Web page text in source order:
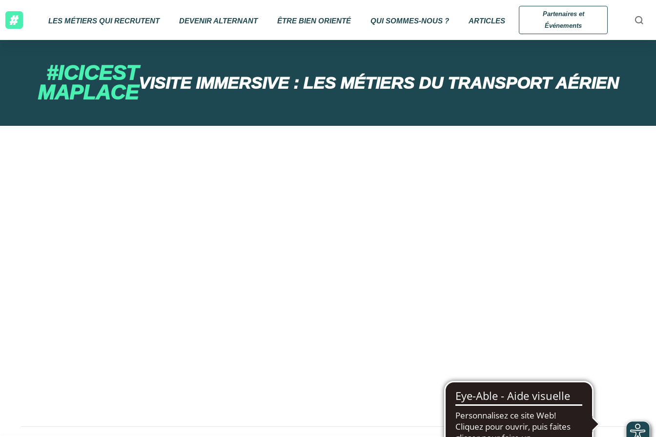
LES MÉTIERS QUI RECRUTENT DEVENIR ALTERNANT ÊTRE BIEN ORIENTÉ QUI SOMMES-NOUS ? ARTICLES
Partenaires et
Événements
#ICICEST
MAPLACEVISITE IMMERSIVE : LES MÉTIERS DU TRANSPORT AÉRIEN